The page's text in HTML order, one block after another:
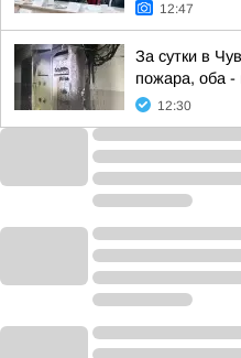
12:47
За сутки в
пожара, оба -
12:30